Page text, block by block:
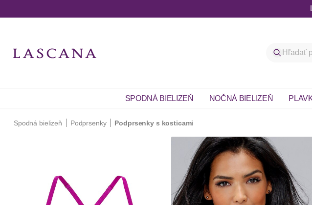
SPODNÁ BIELIZEŇ NOČNÁ BIELIZEŇ
Spodná bielizeň Podprsenky Podprsenky s kosticami